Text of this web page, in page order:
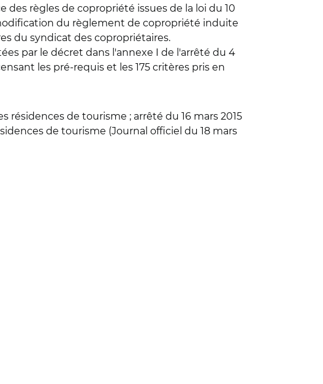
règles de copropriété issues de la loi du 10
du règlement de copropriété induite
du syndicat des copropriétaires.
par le décret dans l'annexe I de l'arrêté du 4
les pré-requis et les 175 critères pris en
résidences de tourisme ; arrêté du 16 mars 2015
de tourisme (Journal officiel du 18 mars